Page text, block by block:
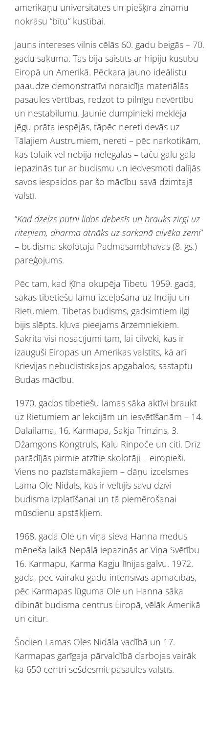
amerikāņu universitātes un piešķīra zināmu
nokrāsu “bītu” kustībai.
Jauns intereses vilnis cēlās 60. gadu beigās – 70.
gadu sākumā. Tas bija saistīts ar hipiju kustību
Eiropā un Amerikā. Pēckara jauno ideālistu
paaudze demonstratīvi noraidīja materiālās
pasaules vērtības, redzot to pilnīgu nevērtību
un nestabilumu. Jaunie dumpinieki meklēja
jēgu prāta iespējās, tāpēc nereti devās uz
Tālajiem Austrumiem, nereti – pēc narkotikām,
kas tolaik vēl nebija nelegālas – taču galu galā
iepazinās tur ar budismu un iedvesmoti dalījās
savos iespaidos par šo mācību savā dzimtajā
valstī.
“Kad dzelzs putni lidos debesīs un brauks zirgi uz
riteņiem, dharma atnāks uz sarkanā cilvēka zemi”
– budisma skolotāja Padmasambhavas (8. gs.)
pareģojums.
Pēc tam, kad Ķīna okupēja Tibetu 1959. gadā,
sākās tibetiešu lamu izceļošana uz Indiju un
Rietumiem. Tibetas budisms, gadsimtiem ilgi
bijis slēpts, kļuva pieejams ārzemniekiem.
Sakrita visi nosacījumi tam, lai cilvēki, kas ir
izauguši Eiropas un Amerikas valstīts, kā arī
Krievijas nebudistiskajos apgabalos, sastaptu
Budas mācību.
1970. gados tibetiešu lamas sāka aktīvi braukt
uz Rietumiem ar lekcijām un iesvētīšanām – 14.
Dalailama, 16. Karmapa, Sakja Trinzins, 3.
Džamgons Kongtruls, Kalu Rinpoče un citi. Drīz
parādījās pirmie atzītie skolotāji – eiropieši.
Viens no pazīstamākajiem – dāņu izcelsmes
Lama Ole Nidāls, kas ir veltījis savu dzīvi
budisma izplatīšanai un tā piemērošanai
mūsdienu apstākļiem.
1968. gadā Ole un viņa sieva Hanna medus
mēneša laikā Nepālā iepazinās ar Viņa Svētību
16. Karmapu, Karma Kagju līnijas galvu. 1972.
gadā, pēc vairāku gadu intensīvas apmācības,
pēc Karmapas lūguma Ole un Hanna sāka
dibināt budisma centrus Eiropā, vēlāk Amerikā
un citur.
Šodien Lamas Oles Nidāla vadībā un 17.
Karmapas garīgaja pārvaldībā darbojas vairāk
kā 650 centri sešdesmit pasaules valstīs.